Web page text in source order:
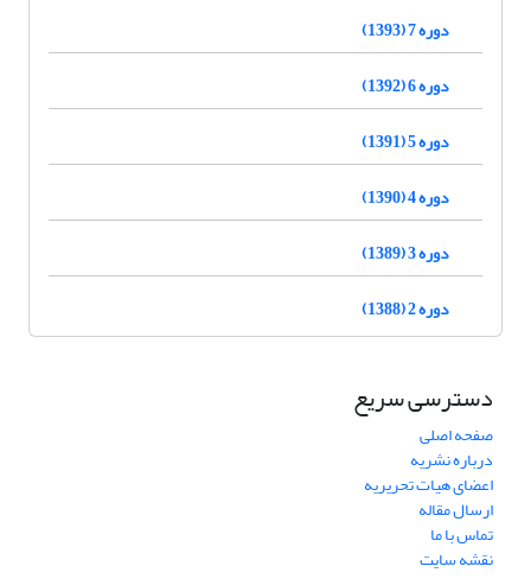
دوره 7 (1393)
دوره 6 (1392)
دوره 5 (1391)
دوره 4 (1390)
دوره 3 (1389)
دوره 2 (1388)
دسترسی سریع
صفحه اصلی
درباره نشریه
اعضای هیات تحریریه
ارسال مقاله
تماس با ما
نقشه سایت